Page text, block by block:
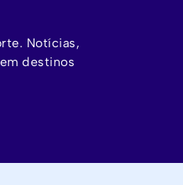
Notícias,
destinos